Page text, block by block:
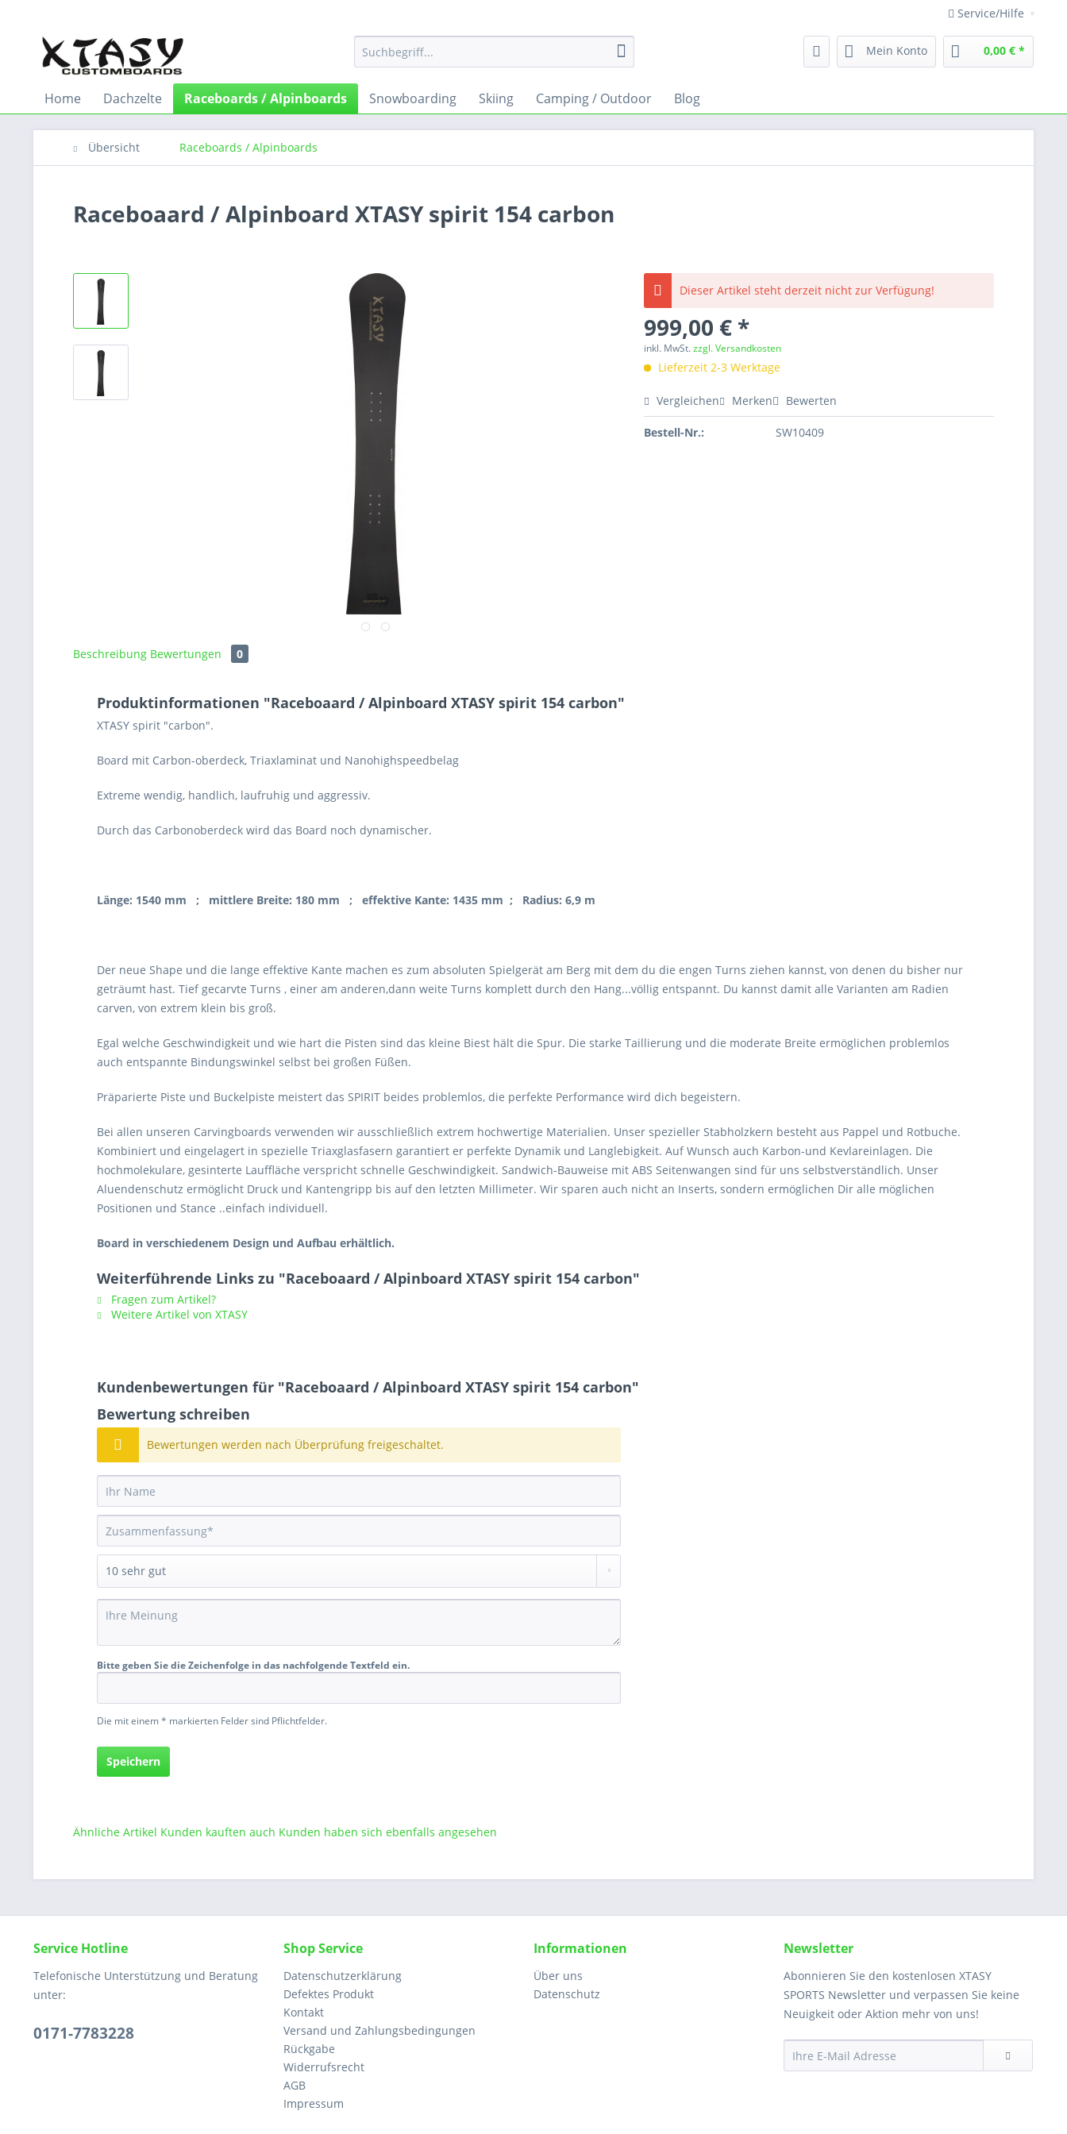
Service/Hilfe
Mein Konto 0,00 € *
Home Dachzelte Raceboards / Alpinboards Snowboarding Skiing Camping / Outdoor Blog
Übersicht Raceboards / Alpinboards
Raceboaard / Alpinboard XTASY spirit 154 carbon
Dieser Artikel steht derzeit nicht zur Verfügung!
999,00 € *
inkl. MwSt.zzgl. Versandkosten
Lieferzeit 2-3 Werktage
Vergleichen Merken Bewerten
Bestell-Nr.: SW10409
Beschreibung Bewertungen 0
Produktinformationen "Raceboaard / Alpinboard XTASY spirit 154 carbon"
XTASY spirit "carbon".
Board mit Carbon-oberdeck, Triaxlaminat und Nanohighspeedbelag
Extreme wendig, handlich, laufruhig und aggressiv.
Durch das Carbonoberdeck wird das Board noch dynamischer.
Länge: 1540 mm ; mittlere Breite: 180 mm ; effektive Kante: 1435 mm ; Radius: 6,9 m
Der neue Shape und die lange effektive Kante machen es zum absoluten Spielgerät am Berg mit dem du die engen Turns ziehen kannst, von denen du bisher nur
geträumt hast. Tief gecarvte Turns , einer am anderen,dann weite Turns komplett durch den Hang...völlig entspannt. Du kannst damit alle Varianten am Radien
carven, von extrem klein bis groß.
Egal welche Geschwindigkeit und wie hart die Pisten sind das kleine Biest hält die Spur. Die starke Taillierung und die moderate Breite ermöglichen problemlos
auch entspannte Bindungswinkel selbst bei großen Füßen.
Präparierte Piste und Buckelpiste meistert das SPIRIT beides problemlos, die perfekte Performance wird dich begeistern.
Bei allen unseren Carvingboards verwenden wir ausschließlich extrem hochwertige Materialien. Unser spezieller Stabholzkern besteht aus Pappel und Rotbuche.
Kombiniert und eingelagert in spezielle Triaxglasfasern garantiert er perfekte Dynamik und Langlebigkeit. Auf Wunsch auch Karbon-und Kevlareinlagen. Die
hochmolekulare, gesinterte Lauffläche verspricht schnelle Geschwindigkeit. Sandwich-Bauweise mit ABS Seitenwangen sind für uns selbstverständlich. Unser
Aluendenschutz ermöglicht Druck und Kantengripp bis auf den letzten Millimeter. Wir sparen auch nicht an Inserts, sondern ermöglichen Dir alle möglichen
Positionen und Stance ..einfach individuell.
Board in verschiedenem Design und Aufbau erhältlich.
Weiterführende Links zu "Raceboaard / Alpinboard XTASY spirit 154 carbon"
Fragen zum Artikel?
Weitere Artikel von XTASY
Kundenbewertungen für "Raceboaard / Alpinboard XTASY spirit 154 carbon"
Bewertung schreiben
Bewertungen werden nach Überprüfung freigeschaltet.
Bitte geben Sie die Zeichenfolge in das nachfolgende Textfeld ein.
Die mit einem * markierten Felder sind Pflichtfelder.
Speichern
Ähnliche Artikel Kunden kauften auch Kunden haben sich ebenfalls angesehen
Service Hotline
Telefonische Unterstützung und Beratung
unter:
0171-7783228
Shop Service
Datenschutzerklärung
Defektes Produkt
Kontakt
Versand und Zahlungsbedingungen
Rückgabe
Widerrufsrecht
AGB
Impressum
Informationen
Über uns
Datenschutz
Newsletter
Abonnieren Sie den kostenlosen XTASY
SPORTS Newsletter und verpassen Sie keine
Neuigkeit oder Aktion mehr von uns!